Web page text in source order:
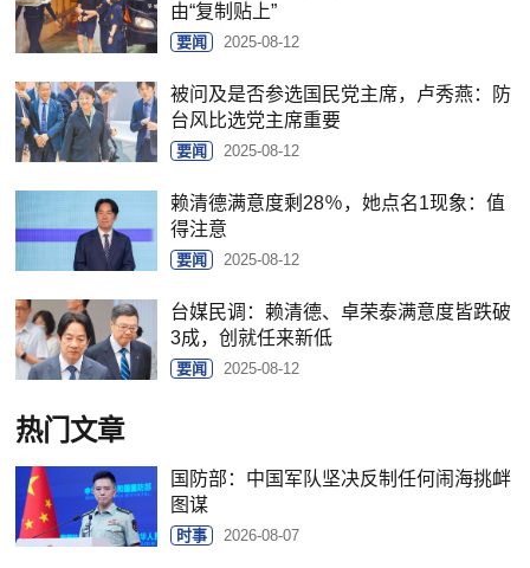
由“复制贴上”
要闻 2025-08-12
被问及是否参选国民党主席，卢秀燕：防
台风比选党主席重要
要闻 2025-08-12
赖清德满意度剩28％，她点名1现象：值
得注意
要闻 2025-08-12
台媒民调：赖清德、卓荣泰满意度皆跌破
3成，创就任来新低
要闻 2025-08-12
热门文章
国防部：中国军队坚决反制任何闹海挑衅
图谋
时事 2026-08-07